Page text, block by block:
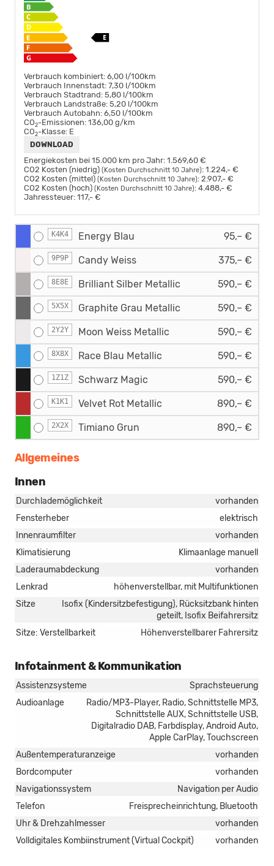
Verbrauch kombiniert: 6,00 l/100km
Verbrauch Innenstadt: 7,30 l/100km
Verbrauch Stadtrand: 5,80 l/100km
Verbrauch Landstraße: 5,20 l/100km
Verbrauch Autobahn: 6,50 l/100km
CO2-Emissionen: 136,00 g/km
CO2-Klasse: E
DOWNLOAD
Energiekosten bei 15.000 km pro Jahr: 1.569,60 €
CO2 Kosten (niedrig) (Kosten Durchschnitt 10 Jahre): 1.224,- €
CO2 Kosten (mittel) (Kosten Durchschnitt 10 Jahre): 2.907,- €
CO2 Kosten (hoch) (Kosten Durchschnitt 10 Jahre): 4.488,- €
Jahressteuer: 117,- €
K4K4 Energy Blau 95,– €
9P9P Candy Weiss 375,– €
8E8E Brilliant Silber Metallic 590,– €
5X5X Graphite Grau Metallic 590,– €
2Y2Y Moon Weiss Metallic 590,– €
8X8X Race Blau Metallic 590,– €
1Z1Z Schwarz Magic 590,– €
K1K1 Velvet Rot Metallic 890,– €
2X2X Timiano Grun 890,– €
Allgemeines
Innen
Durchlademöglichkeit
vorhanden
Fensterheber
elektrisch
Innenraumfilter
vorhanden
Klimatisierung
Klimaanlage manuell
Laderaumabdeckung
vorhanden
Lenkrad
höhenverstellbar, mit Multifunktionen
Sitze
Isofix (Kindersitzbefestigung), Rücksitzbank hinten
geteilt, Isofix Beifahrersitz
Sitze: Verstellbarkeit
Höhenverstellbarer Fahrersitz
Infotainment & Kommunikation
Assistenzsysteme
Sprachsteuerung
Audioanlage
Radio/MP3-Player, Radio, Schnittstelle MP3,
Schnittstelle AUX, Schnittstelle USB,
Digitalradio DAB, Farbdisplay, Android Auto,
Apple CarPlay, Touchscreen
Außentemperaturanzeige
vorhanden
Bordcomputer
vorhanden
Navigationssystem
Navigation per Audio
Telefon
Freisprecheinrichtung, Bluetooth
Uhr & Drehzahlmesser
vorhanden
Volldigitales Kombiinstrument (Virtual Cockpit)
vorhanden